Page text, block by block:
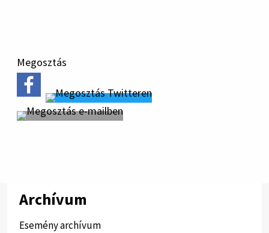
Megosztás
Archívum
Esemény archívum